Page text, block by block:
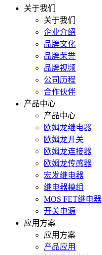
关于我们
关于我们
企业介绍
品牌文化
品牌荣誉
品牌视频
公司历程
合作伙伴
产品中心
产品中心
欧姆龙继电器
欧姆龙开关
欧姆龙连接器
欧姆龙传感器
宏发继电器
继电器模组
MOS FET继电器
开关电源
应用方案
应用方案
产品应用